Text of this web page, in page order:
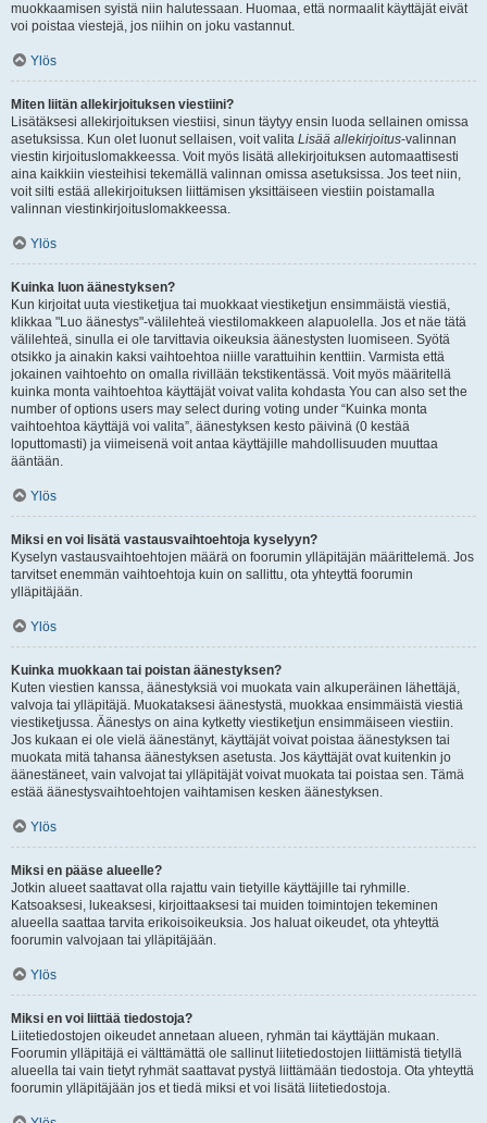
muokkaamisen syistä niin halutessaan. Huomaa, että normaalit käyttäjät eivät
voi poistaa viestejä, jos niihin on joku vastannut.
Ylös
Miten liitän allekirjoituksen viestiini?
Lisätäksesi allekirjoituksen viestiisi, sinun täytyy ensin luoda sellainen omissa
asetuksissa. Kun olet luonut sellaisen, voit valita Lisää allekirjoitus-valinnan
viestin kirjoituslomakkeessa. Voit myös lisätä allekirjoituksen automaattisesti
aina kaikkiin viesteihisi tekemällä valinnan omissa asetuksissa. Jos teet niin,
voit silti estää allekirjoituksen liittämisen yksittäiseen viestiin poistamalla
valinnan viestinkirjoituslomakkeessa.
Ylös
Kuinka luon äänestyksen?
Kun kirjoitat uuta viestiketjua tai muokkaat viestiketjun ensimmäistä viestiä,
klikkaa "Luo äänestys"-välilehteä viestilomakkeen alapuolella. Jos et näe tätä
välilehteä, sinulla ei ole tarvittavia oikeuksia äänestysten luomiseen. Syötä
otsikko ja ainakin kaksi vaihtoehtoa niille varattuihin kenttiin. Varmista että
jokainen vaihtoehto on omalla rivillään tekstikentässä. Voit myös määritellä
kuinka monta vaihtoehtoa käyttäjät voivat valita kohdasta You can also set the
number of options users may select during voting under “Kuinka monta
vaihtoehtoa käyttäjä voi valita”, äänestyksen kesto päivinä (0 kestää
loputtomasti) ja viimeisenä voit antaa käyttäjille mahdollisuuden muuttaa
ääntään.
Ylös
Miksi en voi lisätä vastausvaihtoehtoja kyselyyn?
Kyselyn vastausvaihtoehtojen määrä on foorumin ylläpitäjän määrittelemä. Jos
tarvitset enemmän vaihtoehtoja kuin on sallittu, ota yhteyttä foorumin
ylläpitäjään.
Ylös
Kuinka muokkaan tai poistan äänestyksen?
Kuten viestien kanssa, äänestyksiä voi muokata vain alkuperäinen lähettäjä,
valvoja tai ylläpitäjä. Muokataksesi äänestystä, muokkaa ensimmäistä viestiä
viestiketjussa. Äänestys on aina kytketty viestiketjun ensimmäiseen viestiin.
Jos kukaan ei ole vielä äänestänyt, käyttäjät voivat poistaa äänestyksen tai
muokata mitä tahansa äänestyksen asetusta. Jos käyttäjät ovat kuitenkin jo
äänestäneet, vain valvojat tai ylläpitäjät voivat muokata tai poistaa sen. Tämä
estää äänestysvaihtoehtojen vaihtamisen kesken äänestyksen.
Ylös
Miksi en pääse alueelle?
Jotkin alueet saattavat olla rajattu vain tietyille käyttäjille tai ryhmille.
Katsoaksesi, lukeaksesi, kirjoittaaksesi tai muiden toimintojen tekeminen
alueella saattaa tarvita erikoisoikeuksia. Jos haluat oikeudet, ota yhteyttä
foorumin valvojaan tai ylläpitäjään.
Ylös
Miksi en voi liittää tiedostoja?
Liitetiedostojen oikeudet annetaan alueen, ryhmän tai käyttäjän mukaan.
Foorumin ylläpitäjä ei välttämättä ole sallinut liitetiedostojen liittämistä tietyllä
alueella tai vain tietyt ryhmät saattavat pystyä liittämään tiedostoja. Ota yhteyttä
foorumin ylläpitäjään jos et tiedä miksi et voi lisätä liitetiedostoja.